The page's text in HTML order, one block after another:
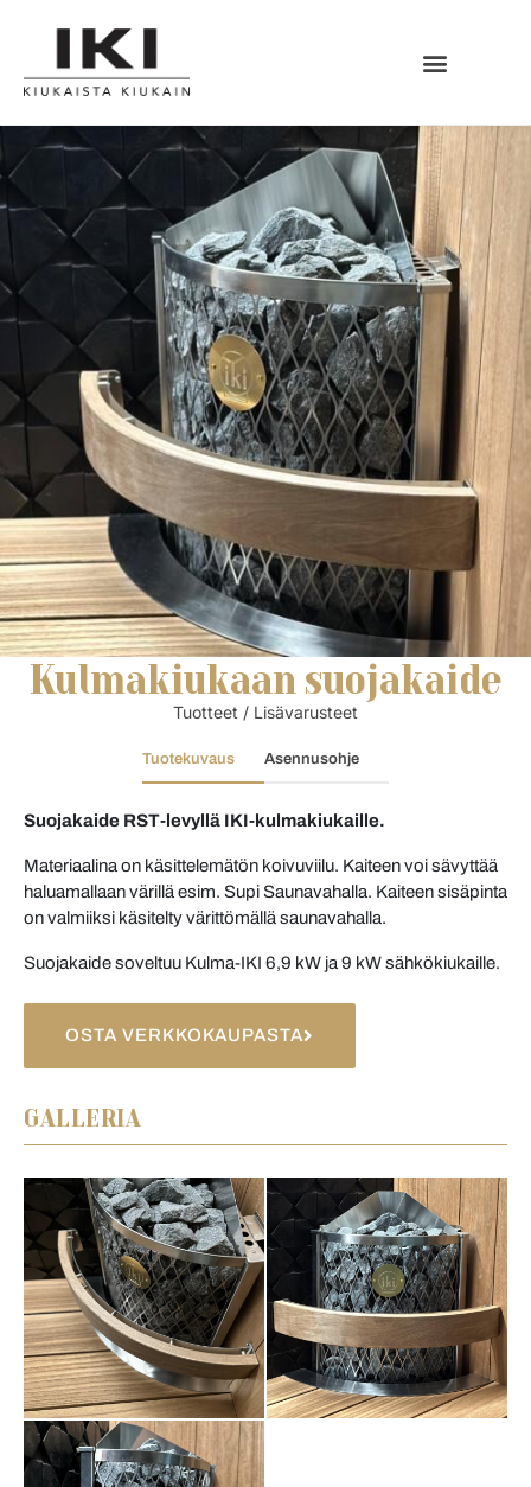
Kulmakiukaan suojakaide
Tuotteet / Lisävarusteet
Tuotekuvaus Asennusohje
Suojakaide RST-levyllä IKI-kulmakiukaille.
Materiaalina on käsittelemätön koivuviilu. Kaiteen voi sävyttää
haluamallaan värillä esim. Supi Saunavahalla. Kaiteen sisäpinta
on valmiiksi käsitelty värittömällä saunavahalla.
Suojakaide soveltuu Kulma-IKI 6,9 kW ja 9 kW sähkökiukaille.
OSTA VERKKOKAUPASTA
GALLERIA